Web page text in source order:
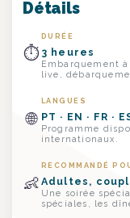
Détails
⏱
DURÉE
3 heures
Embarquement
live,
🌐
LANGUES
PT · EN · FR ·
Programme
internationaux.
👶
RECOMMANDÉ
Adultes,
Une soirée
spéciales, les